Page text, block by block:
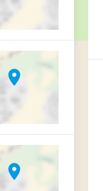
location_on
location_on